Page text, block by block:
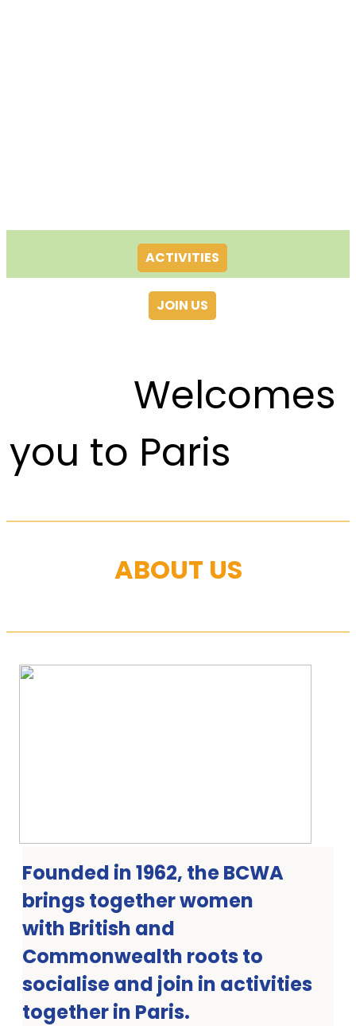
ACTIVITIES
JOIN US
Welcomes
you to Paris
ABOUT US
Founded in 1962, the BCWA
brings together women
with British and
Commonwealth roots to
socialise and join in activities
together in Paris.